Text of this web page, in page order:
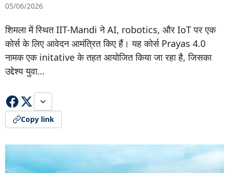
05/06/2026
शिमला में स्थित IIT-Mandi ने AI, robotics, और IoT पर एक
कोर्स के लिए आवेदन आमंत्रित किए हैं। यह कोर्स Prayas 4.0
नामक एक initative के तहत आयोजित किया जा रहा है, जिसका
उद्देश्य युवा…
Copy link